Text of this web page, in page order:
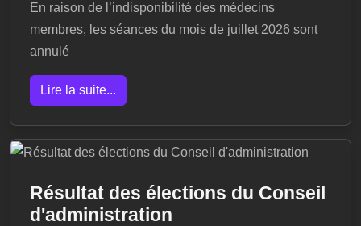
En raison de l’indisponibilité des médecins
membres, les séances du mois de juillet 2026 sont
annulé
Lire la suite...
Résultat des élections du Conseil
d'administration